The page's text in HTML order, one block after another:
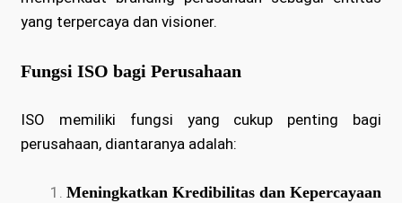
yang terpercaya dan visioner.
Fungsi ISO bagi Perusahaan
ISO memiliki fungsi yang cukup penting bagi
perusahaan, diantaranya adalah:
Meningkatkan Kredibilitas dan Kepercayaan